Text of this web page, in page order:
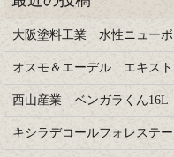
大阪塗料工業 水性ニュー
オスモ＆エーデル エキス
西山産業 ベンガラくん16L
キシラデコールフォレステ